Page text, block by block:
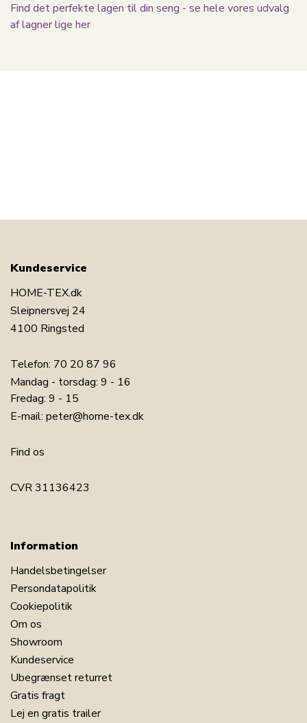
Find det perfekte lagen til din seng - se hele vores udvalg
af lagner lige her
Kundeservice
HOME-TEX.dk
Sleipnersvej 24
4100 Ringsted
Telefon: 70 20 87 96
Mandag - torsdag: 9 - 16
Fredag: 9 - 15
E-mail: peter@home-tex.dk
Find os
CVR 31136423
Information
Handelsbetingelser
Persondatapolitik
Cookiepolitik
Om os
Showroom
Kundeservice
Ubegrænset returret
Gratis fragt
Lej en gratis trailer